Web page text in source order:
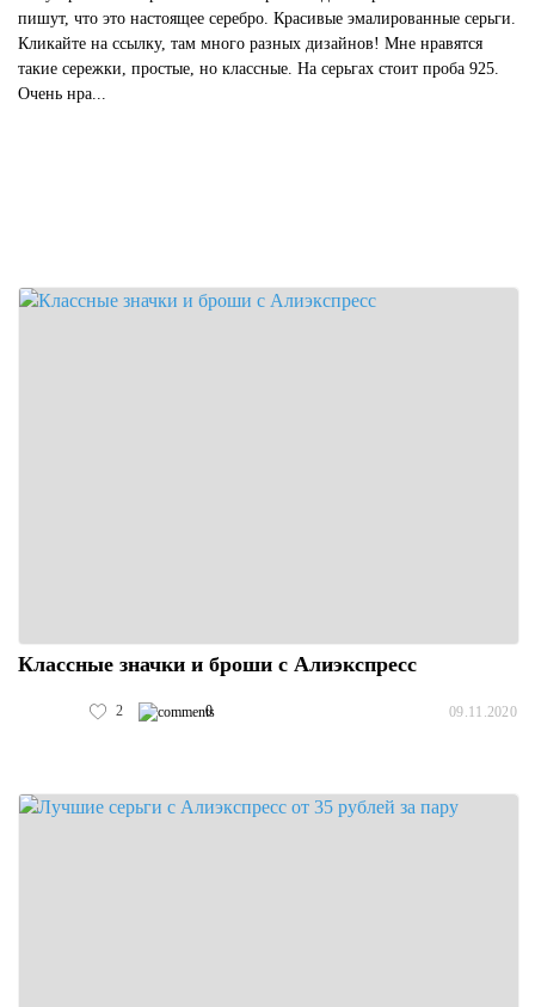
пишут, что это настоящее серебро. Красивые эмалированные серьги.
Кликайте на ссылку, там много разных дизайнов! Мне нравятся
такие сережки, простые, но классные. На серьгах стоит проба 925.
Очень нра...
Классные значки и броши с Алиэкспресс
2 0 09.11.2020